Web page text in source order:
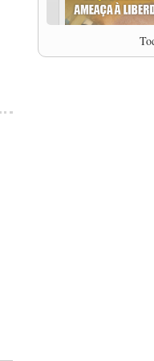
professor da Unisinos e
Comunicação da USP,
coordena uma pesquisa
pressionar as plataformas